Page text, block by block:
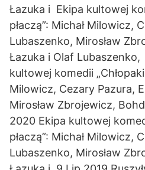
Łazuka i Ekipa kultowej
płaczą”: Michał Milowicz,
Lubaszenko, Mirosław
Łazuka i Olaf
kultowej komedii
Milowicz, Cezary Pazura,
Mirosław Zbrojewicz,
2020 Ekipa kultowej
płaczą”: Michał Milowicz,
Lubaszenko, Mirosław